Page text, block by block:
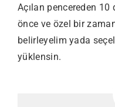
Açılan pencereden
önce ve özel bir
belirleyelim yada
yüklensin.